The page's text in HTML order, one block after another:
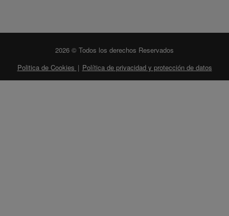
2026 © Todos los derechos Reservados
Politica de Cookies | Política de privacidad y protección de datos